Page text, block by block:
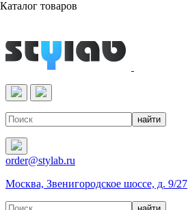
Реактивы & Оборудование
order@stylab.ru
Москва, Звенигородское шоссе, д. 9/27
Каталог товаров